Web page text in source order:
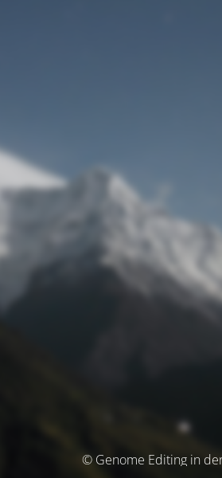
© Genome Editing in